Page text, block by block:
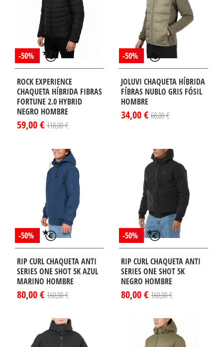
-50%
ROCK EXPERIENCE
CHAQUETA HÍBRIDA FIBRAS
FORTUNE 2.0 HYBRID
NEGRO HOMBRE
59,00 € 118,00 €
-50%
JOLUVI CHAQUETA HÍBRIDA
FÍBRAS NUBLO GRIS FÓSIL
HOMBRE
34,00 € 68,00 €
-50%
RIP CURL CHAQUETA ANTI
SERIES ONE SHOT 5K AZUL
MARINO HOMBRE
80,00 € 160,00 €
-50%
RIP CURL CHAQUETA ANTI
SERIES ONE SHOT 5K
NEGRO HOMBRE
80,00 € 160,00 €